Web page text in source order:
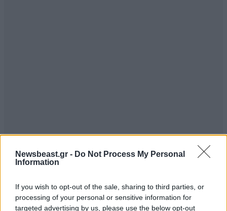
Newsbeast.gr - Do Not Process My Personal
Information
If you wish to opt-out of the sale, sharing to third parties, or
processing of your personal or sensitive information for
targeted advertising by us, please use the below opt-out
ΠΕΡΙΣΣΟΤΕΡΑ ΑΠΟ ΤΟΝ ΚΟΣΜΟ